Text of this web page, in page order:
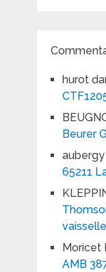
hurot
Beurer
aubergy
65211
vaisselle
Moricet
AMB